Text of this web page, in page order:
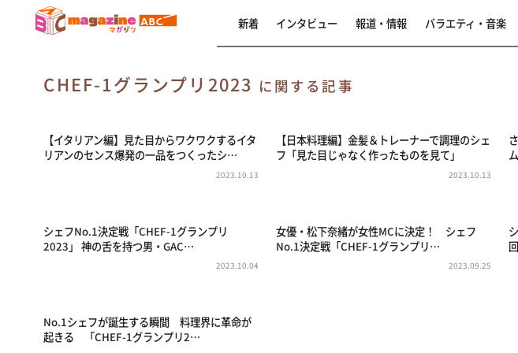
新着 インタビュー 報道・情報 バラエティ・音楽
CHEF-1グランプリ2023 に関する記事
【イタリアン編】見た目からワクワクするイタ
リアンのセンス爆発の一品をつくったシ…
2023.10.13
【日本料理編】金髪＆トレーナーで調理のシェ
フ「見た目じゃなく作ったものを見て」
2023.10.13
シェフNo.1決定戦「CHEF-1グランプリ
2023」 神の舌を持つ男・GAC…
2023.10.04
女優・松下奈緒が女性MCに決定！ シェフ
No.1決定戦「CHEF-1グランプリ…
2023.09.25
No.1シェフが誕生する瞬間 料理界に革命が
起きる 「CHEF-1グランプリ2…